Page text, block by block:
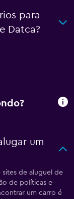
para
Datca?
um
de aluguel de
de políticas e
um carro é